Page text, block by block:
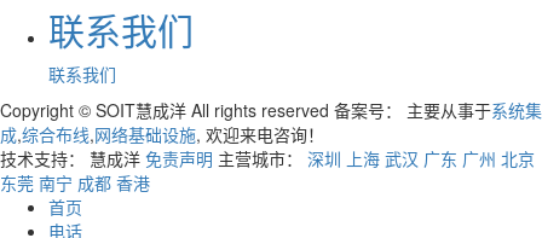
联系我们
联系我们
Copyright © SOIT慧成洋 All rights reserved 备案号：
主要从事于系统集
成,综合布线,网络基础设施, 欢迎来电咨询！
技术支持： 慧成洋 免责声明 主营城市： 深圳 上海 武汉 广东 广州 北京
东莞 南宁 成都 香港
首页
电话